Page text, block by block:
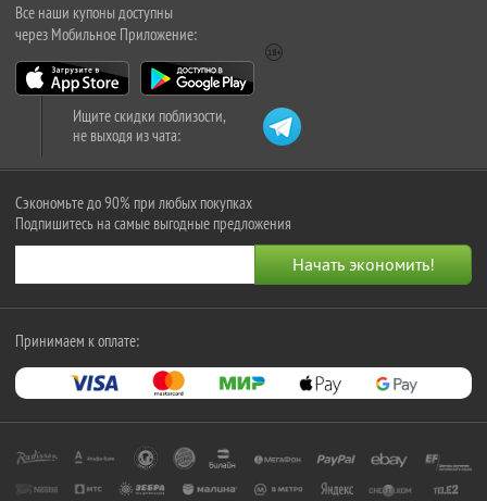
Все наши купоны доступны
через Мобильное Приложение:
Ищите скидки поблизости,
не выходя из чата:
Сэкономьте до 90% при любых покупках
Подпишитесь на самые выгодные предложения
Принимаем к оплате: